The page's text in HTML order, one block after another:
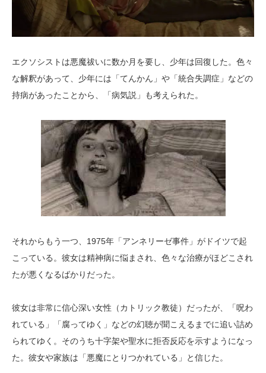
エクソシストは悪魔祓いに数か月を要し、少年は回復した。色々
な解釈があって、少年には「てんかん」や「統合失調症」などの
持病があったことから、「病気説」も考えられた。
それからもう一つ、1975年「アンネリーゼ事件」がドイツで起
こっている。彼女は精神病に悩まされ、色々な治療がほどこされ
たが悪くなるばかりだった。
彼女は非常に信心深い女性（カトリック教徒）だったが、「呪わ
れている」「腐ってゆく」などの幻聴が聞こえるまでに追い詰め
られてゆく。そのうち十字架や聖水に拒否反応を示すようになっ
た。彼女や家族は「悪魔にとりつかれている」と信じた。